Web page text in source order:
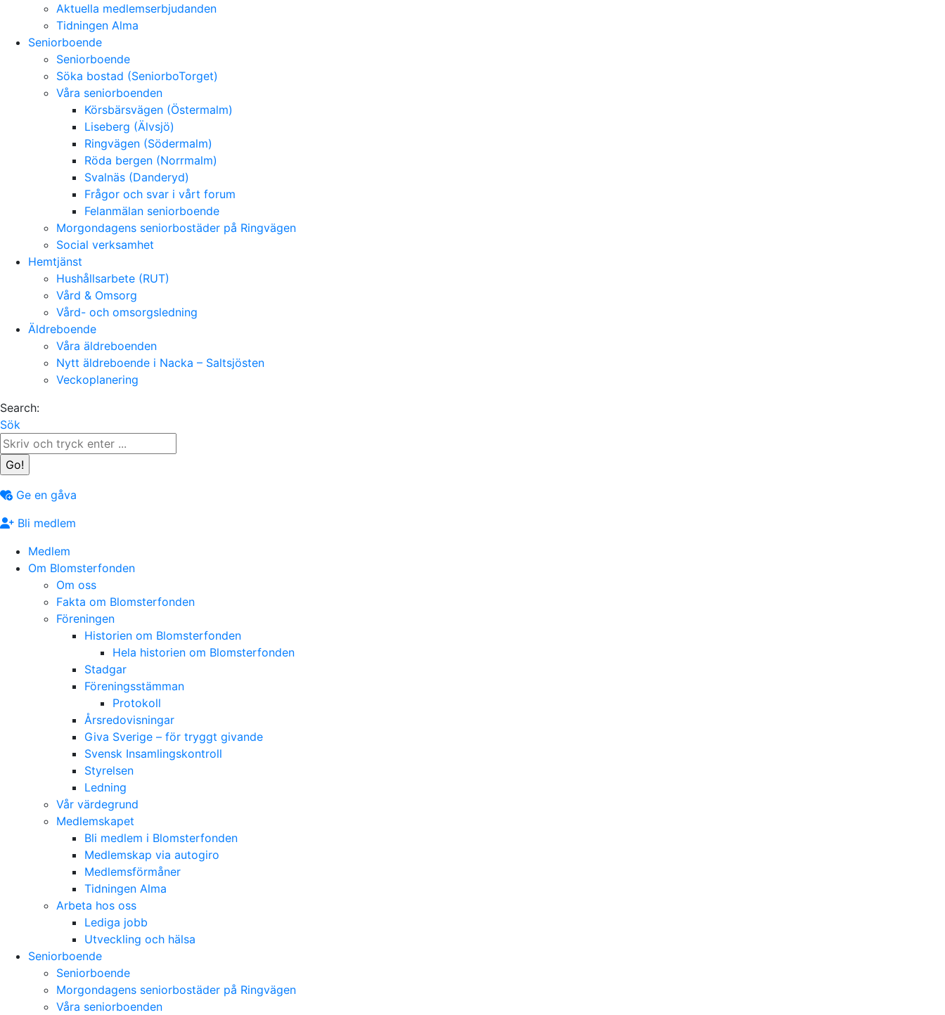
Aktuella medlemserbjudanden
Tidningen Alma
Seniorboende
Seniorboende
Söka bostad (SeniorboTorget)
Våra seniorboenden
Körsbärsvägen (Östermalm)
Liseberg (Älvsjö)
Ringvägen (Södermalm)
Röda bergen (Norrmalm)
Svalnäs (Danderyd)
Frågor och svar i vårt forum
Felanmälan seniorboende
Morgondagens seniorbostäder på Ringvägen
Social verksamhet
Hemtjänst
Hushållsarbete (RUT)
Vård & Omsorg
Vård- och omsorgsledning
Äldreboende
Våra äldreboenden
Nytt äldreboende i Nacka – Saltsjösten
Veckoplanering
Search:
Sök
Ge en gåva
Bli medlem
Medlem
Om Blomsterfonden
Om oss
Fakta om Blomsterfonden
Föreningen
Historien om Blomsterfonden
Hela historien om Blomsterfonden
Stadgar
Föreningsstämman
Protokoll
Årsredovisningar
Giva Sverige – för tryggt givande
Svensk Insamlingskontroll
Styrelsen
Ledning
Vår värdegrund
Medlemskapet
Bli medlem i Blomsterfonden
Medlemskap via autogiro
Medlemsförmåner
Tidningen Alma
Arbeta hos oss
Lediga jobb
Utveckling och hälsa
Seniorboende
Seniorboende
Morgondagens seniorbostäder på Ringvägen
Våra seniorboenden